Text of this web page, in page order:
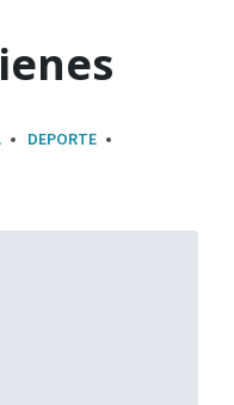
DEPORTE